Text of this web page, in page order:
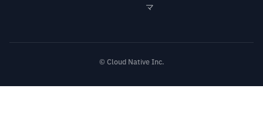
マ
© Cloud Native Inc.